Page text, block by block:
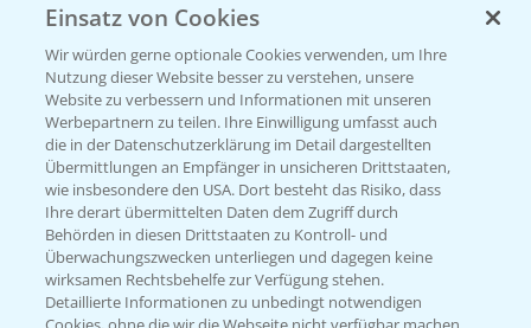
PRE - Chemikalien sicher entsorgen
Sammelstellen und Termine
Kontakt & Notfall
Beratung auf WhatsApp
T.+49 (0)174 346 564 1
Einsatz von Cookies
Wir würden gerne optionale Cookies verwenden, um Ihre
Nutzung dieser Website besser zu verstehen, unsere
Website zu verbessern und Informationen mit unseren
Werbepartnern zu teilen. Ihre Einwilligung umfasst auch
die in der Datenschutzerklärung im Detail dargestellten
Übermittlungen an Empfänger in unsicheren Drittstaaten,
wie insbesondere den USA. Dort besteht das Risiko, dass
Ihre derart übermittelten Daten dem Zugriff durch
Behörden in diesen Drittstaaten zu Kontroll- und
Überwachungszwecken unterliegen und dagegen keine
wirksamen Rechtsbehelfe zur Verfügung stehen.
Detaillierte Informationen zu unbedingt notwendigen